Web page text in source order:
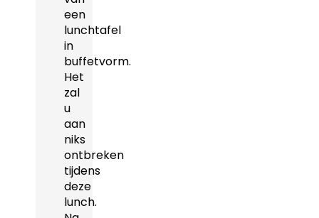
een
lunchtafel
in
buffetvorm.
Het
zal
u
aan
niks
ontbreken
tijdens
deze
lunch.